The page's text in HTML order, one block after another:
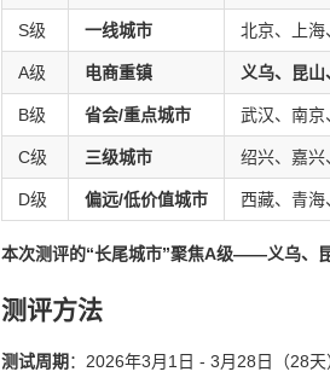
S级 一线城市 北京、上海
A级 电商重镇 义乌、昆山
B级 省会/重点城市 武汉、南京
C级 三级城市 绍兴、嘉兴
D级 偏远/低价值城市 西藏、青海
本次测评的“长尾城市”聚焦A级——义乌、
测评方法
测试周期 ：2026年3月1日 - 3月28日（28天